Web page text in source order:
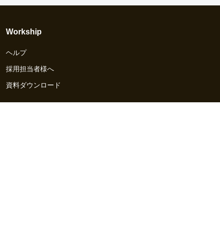
Workship
ヘルプ
採用担当者様へ
資料ダウンロード